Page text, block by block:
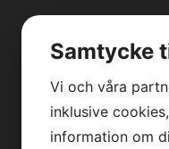
Vi forskar här
Läs om oss i media
Press
Samtycke
Vi och våra
inklusive
information om